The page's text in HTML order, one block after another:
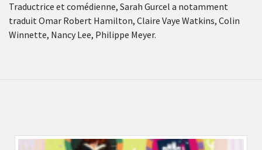
Traductrice et comédienne, Sarah Gurcel a notamment
traduit Omar Robert Hamilton, Claire Vaye Watkins, Colin
Winnette, Nancy Lee, Philippe Meyer.